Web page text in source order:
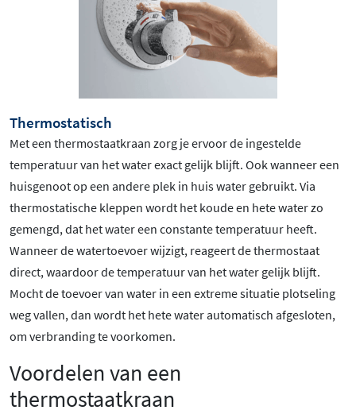
Thermostatisch
Met een thermostaatkraan zorg je ervoor de ingestelde
temperatuur van het water exact gelijk blijft. Ook wanneer een
huisgenoot op een andere plek in huis water gebruikt. Via
thermostatische kleppen wordt het koude en hete water zo
gemengd, dat het water een constante temperatuur heeft.
Wanneer de watertoevoer wijzigt, reageert de thermostaat
direct, waardoor de temperatuur van het water gelijk blijft.
Mocht de toevoer van water in een extreme situatie plotseling
weg vallen, dan wordt het hete water automatisch afgesloten,
om verbranding te voorkomen.
Voordelen van een
thermostaatkraan